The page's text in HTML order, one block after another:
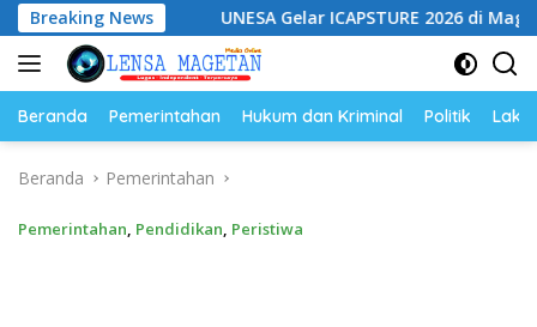
Langsung
ke
konten
Breaking NewsUNESA Gelar ICAPSTURE 2026 di Magetan,
Beranda Pemerintahan Hukum dan Kriminal Politik
Beranda Pemerintahan
Pemerintahan, Pendidikan, Peristiwa